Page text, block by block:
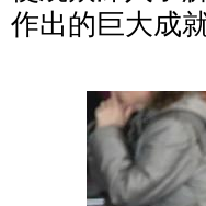
作出的巨大成就